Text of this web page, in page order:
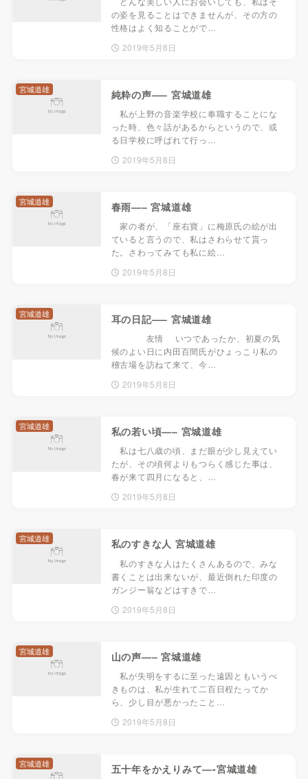
の姿を見ることはできませんが、その方の
性格はよく知ることがで…
2019年5月8日
純粋の声—– 宮城道雄
私が上野の音楽学校に奉職することにな
った時、色々話があるからというので、或
る日学校に呼ばれて行っ…
2019年5月8日
宮城道雄
春雨—– 宮城道雄
家の者が、「座右寶」に梅原氏の絵が出
ていると言うので、私はさわらせて貰っ
た。さわってみても私に絵…
2019年5月8日
宮城道雄
耳の日記—– 宮城道雄
友情 いつであったか、初夏の気
候のよい日に内田百間氏がひょっこり私の
稽古場を訪ねて来て、今…
2019年5月8日
宮城道雄
私の若い頃—– 宮城道雄
私は七八歳の頃、まだ眼が少し見えてい
たが、その頃何よりもつらく感じた事は、
春が来て四月になると、…
2019年5月8日
宮城道雄
私のすきな人 宮城道雄
私のすきな人はたくさんあるので、みな
書くことは出来ないが、最近倒れた印度の
ガンジー翁などはすきで…
2019年5月8日
宮城道雄
山の声—– 宮城道雄
私が失明をするに至った遠因ともいうべ
きものは、私が生れて二百日程たってか
ら、少し目が悪かったこと…
2019年5月8日
宮城道雄
五十年をかえりみて—-宮城道雄
宮城道雄